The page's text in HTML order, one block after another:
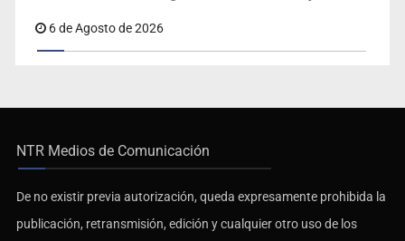
6 de Agosto de 2026
NTR Medios de Comunicación
De no existir previa autorización, queda expresamente prohibida la
publicación, retransmisión, edición y cualquier otro uso de los